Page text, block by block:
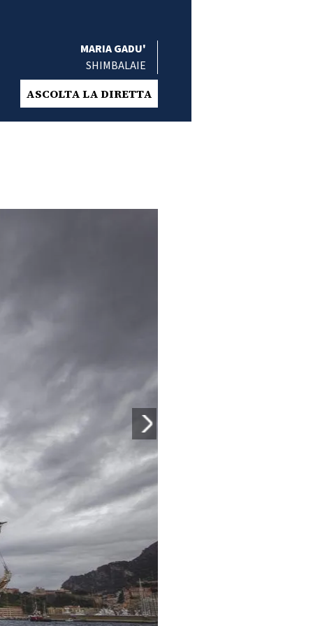
MARIA GADU'
SHIMBALAIE
ASCOLTA LA DIRETTA